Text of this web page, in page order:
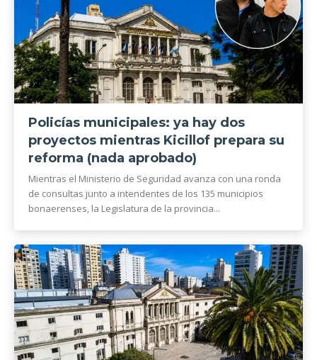
Policías municipales: ya hay dos
proyectos mientras Kicillof prepara su
reforma (nada aprobado)
Mientras el Ministerio de Seguridad avanza con una ronda
de consultas junto a intendentes de los 135 municipios
bonaerenses, la Legislatura de la provincia...